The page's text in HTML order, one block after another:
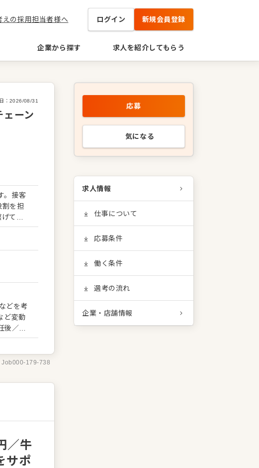
えの採用担当者様へ ログイン 新規会員登録
企業から探す 求人を紹介してもらう
： 2026/08/31
ェーン
。接客
割を担
てい
イデア
メン
ター
ど変動
Job000-179-738
／牛
サポ
応募
気になる
求人情報
仕事について
応募条件
働く条件
選考の流れ
企業・店舗情報